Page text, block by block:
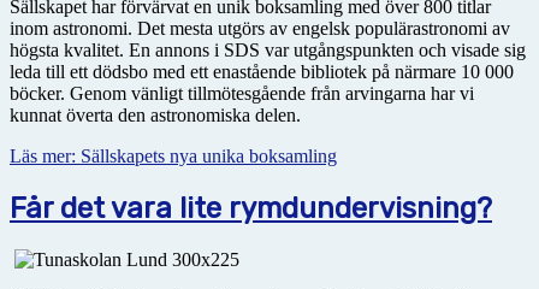
Sällskapet har förvärvat en unik boksamling med över 800 titlar
inom astronomi. Det mesta utgörs av engelsk populärastronomi av
högsta kvalitet. En annons i SDS var utgångspunkten och visade sig
leda till ett dödsbo med ett enastående bibliotek på närmare 10 000
böcker. Genom vänligt tillmötesgående från arvingarna har vi
kunnat överta den astronomiska delen.
Läs mer: Sällskapets nya unika boksamling
Får det vara lite rymdundervisning?